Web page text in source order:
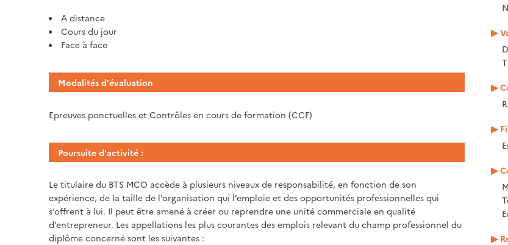
A distance
Cours du jour
Face à face
Modalités d'évaluation
Epreuves ponctuelles et Contrôles en cours de formation (CCF)
Poursuite d'activité :
Le titulaire du BTS MCO accède à plusieurs niveaux de responsabilité, en fonction de son
expérience, de la taille de l’organisation qui l’emploie et des opportunités professionnelles qui
s’offrent à lui. Il peut être amené à créer ou reprendre une unité commerciale en qualité
d’entrepreneur. Les appellations les plus courantes des emplois relevant du champ professionnel du
diplôme concerné sont les suivantes :